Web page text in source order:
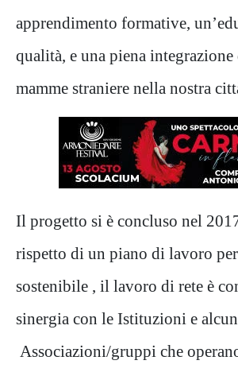
apprendimento formative,
qualità, e una piena
mamme straniere nella nostra
Il progetto si è concluso nel
rispetto di un piano di lavoro
sostenibile , il lavoro di rete è
sinergia con le Istituzioni e
Associazioni/gruppi che